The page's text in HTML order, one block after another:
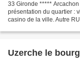
33 Gironde *****
présentation du quartier :
casino de la ville. Autre
Uzerche le bourg